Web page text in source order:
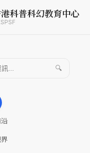
科普科幻教育中心
🔍